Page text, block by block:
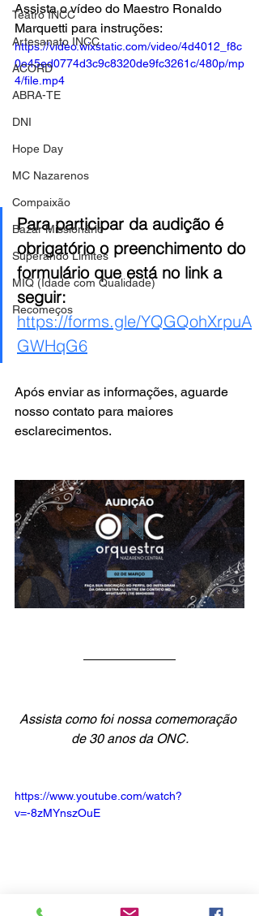
Teatro INCC
Artesanato INCC
ACORD
ABRA-TE
DNI
Hope Day
MC Nazarenos
Compaixão
Bazar Missionário
Superando Limites
MIQ (Idade com Qualidade)
Recomeços
Assista o vídeo do Maestro Ronaldo
Marquetti para instruções:
https://video.wixstatic.com/video/4d4012_f8c
0e45ed0774d3c9c8320de9fc3261c/480p/mp
4/file.mp4
Para participar da audição é
obrigatório o preenchimento do
formulário que está no link a
seguir:
https://forms.gle/YQGQohXrpuA
GWHqG6
Após enviar as informações, aguarde
nosso contato para maiores
esclarecimentos.
Assista como foi nossa comemoração
de 30 anos da ONC.
https://www.youtube.com/watch?
v=-8zMYnszOuE